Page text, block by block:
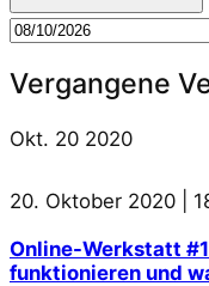
Vergangene
Okt. 20 2020
20. Oktober 2020 |
Online-Werkstatt
funktionieren und